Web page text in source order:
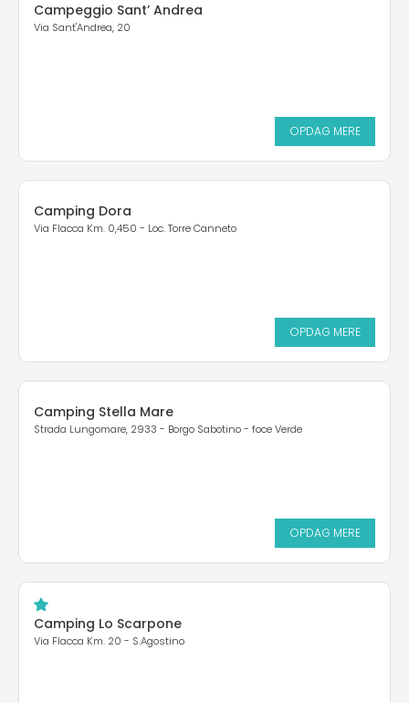
Campeggio Sant’ Andrea
Via Sant'Andrea, 20
OPDAG MERE
Camping Dora
Via Flacca Km. 0,450 - Loc. Torre Canneto
OPDAG MERE
Camping Stella Mare
Strada Lungomare, 2933 - Borgo Sabotino - foce Verde
OPDAG MERE
Camping Lo Scarpone
Via Flacca Km. 20 - S.Agostino